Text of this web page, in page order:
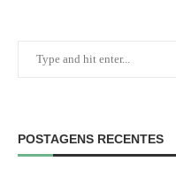
POSTAGENS RECENTES